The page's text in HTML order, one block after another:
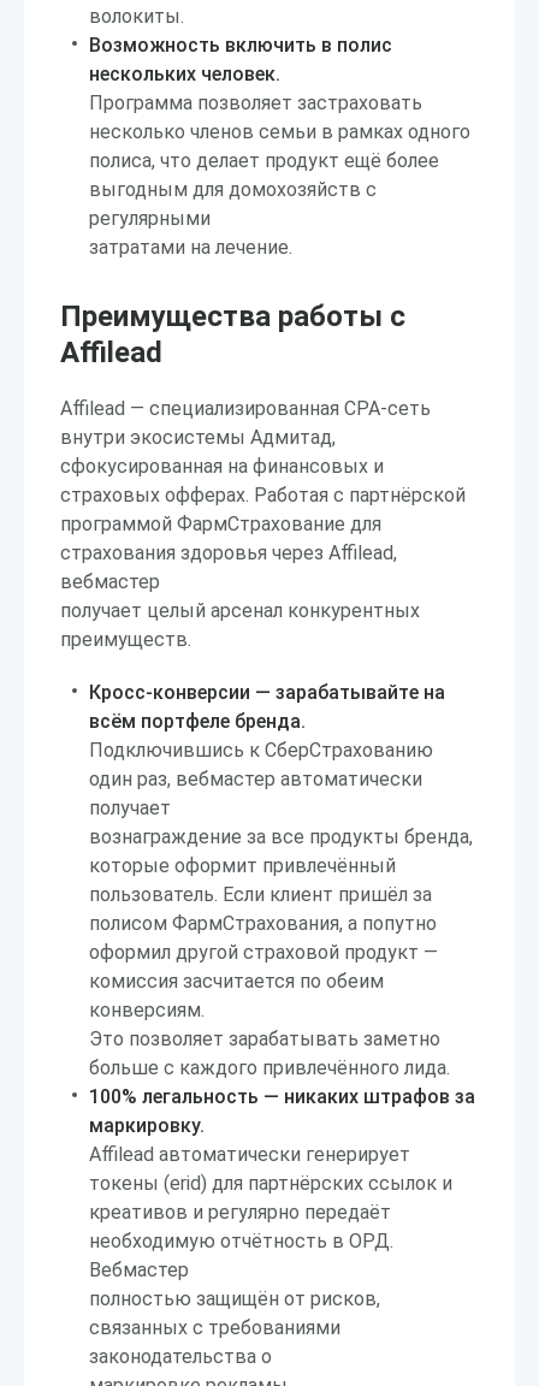
волокиты.
Возможность включить в полис
нескольких человек.
Программа позволяет застраховать
несколько членов семьи в рамках одного
полиса, что делает продукт ещё более
выгодным для домохозяйств с
регулярными
затратами на лечение.
Преимущества работы с
Affilead
Affilead — специализированная CPA-сеть
внутри экосистемы Адмитад,
сфокусированная на финансовых и
страховых офферах. Работая с партнёрской
программой ФармСтрахование для
страхования здоровья через Affilead,
вебмастер
получает целый арсенал конкурентных
преимуществ.
Кросс-конверсии — зарабатывайте на
всём портфеле бренда.
Подключившись к СберСтрахованию
один раз, вебмастер автоматически
получает
вознаграждение за все продукты бренда,
которые оформит привлечённый
пользователь. Если клиент пришёл за
полисом ФармСтрахования, а попутно
оформил другой страховой продукт —
комиссия засчитается по обеим
конверсиям.
Это позволяет зарабатывать заметно
больше с каждого привлечённого лида.
100% легальность — никаких штрафов за
маркировку.
Affilead автоматически генерирует
токены (erid) для партнёрских ссылок и
креативов и регулярно передаёт
необходимую отчётность в ОРД.
Вебмастер
полностью защищён от рисков,
связанных с требованиями
законодательства о